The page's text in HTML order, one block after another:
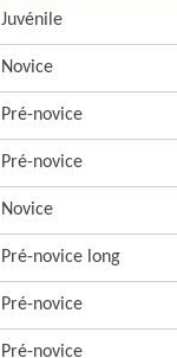
Juvénile
Novice
Pré-novice
Pré-novice
Novice
Pré-novice long
Pré-novice
Pré-novice